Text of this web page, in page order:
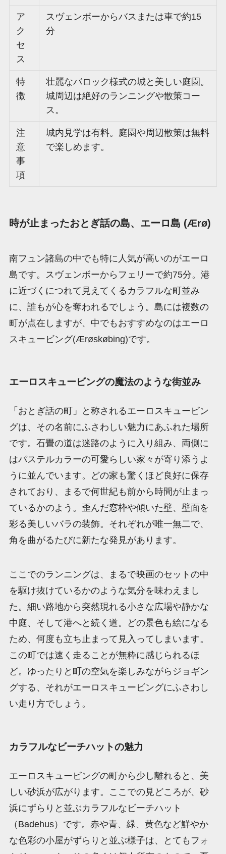
ア
ク
セ
ス
スヴェンボーからバスまたは車で約15
分
特
徴
壮麗なバロック様式の城と美しい庭園。
城周辺は絶好のランニングや散策コー
ス。
注
意
事
項
城内見学は有料。庭園や周辺散策は無料
で楽しめます。
時が止まったおとぎ話の島、エーロ島 (Ærø)
南フュン諸島の中でも特に人気が高いのがエーロ
島です。スヴェンボーからフェリーで約75分。港
に近づくにつれて見えてくるカラフルな町並み
に、誰もが心を奪われるでしょう。島には複数の
町が点在しますが、中でもおすすめなのはエーロ
スキュービング(Ærøskøbing)です。
エーロスキュービングの魔法のような街並み
「おとぎ話の町」と称されるエーロスキュービン
グは、その名前にふさわしい魅力にあふれた場所
です。石畳の道は迷路のように入り組み、両側に
はパステルカラーの可愛らしい家々が寄り添うよ
うに並んでいます。どの家も驚くほど良好に保存
されており、まるで何世紀も前から時間が止まっ
ているかのよう。歪んだ窓枠や傾いた壁、壁面を
彩る美しいバラの装飾。それぞれが唯一無二で、
角を曲がるたびに新たな発見があります。
ここでのランニングは、まるで映画のセットの中
を駆け抜けているかのような気分を味わえまし
た。細い路地から突然現れる小さな広場や静かな
中庭、そして港へと続く道。どの景色も絵になる
ため、何度も立ち止まって見入ってしまいます。
この町では速く走ることが無粋に感じられるほ
ど。ゆったりと町の空気を楽しみながらジョギン
グする、それがエーロスキュービングにふさわし
い走り方でしょう。
カラフルなビーチハットの魅力
エーロスキュービングの町から少し離れると、美
しい砂浜が広がります。ここでの見どころが、砂
浜にずらりと並ぶカラフルなビーチハット
（Badehus）です。赤や青、緑、黄色など鮮やか
な色彩の小屋がずらりと並ぶ様子は、とてもフォ